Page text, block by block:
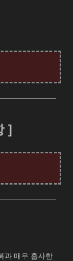
]
과 매우 흡사한